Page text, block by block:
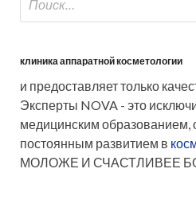
клиника аппаратной косметологии
и предоставляет только
Эксперты NOVA - это
медицинским образованием,
постоянным развитием в
МОЛОЖЕ И СЧАСТЛИВЕЕ